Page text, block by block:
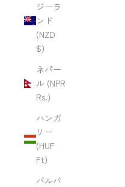
ジーラ
ンド
(NZD
$)
ネパー
ル (NPR
Rs.)
ハンガ
リー
(HUF
Ft)
バルバ